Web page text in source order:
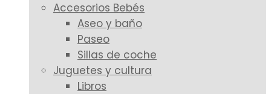
Accesorios Bebés
Aseo y baño
Paseo
Sillas de coche
Juguetes y cultura
Libros